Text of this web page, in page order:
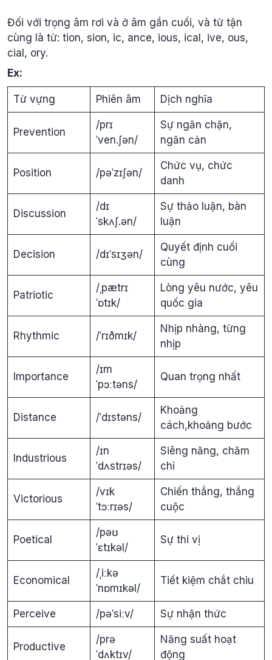
Đối với trọng âm rơi và ở âm gần cuối, và từ tận
cùng là từ: tion, sion, ic, ance, ious, ical, ive, ous,
cial, ory.
Ex:
Từ vựng Phiên âm Dịch nghĩa
Prevention
/prɪ
ˈven.ʃən/
Sự ngăn chặn,
ngăn cản
Position /pəˈzɪʃən/
Chức vụ, chức
danh
Discussion
/dɪ
ˈskʌʃ.ən/
Sự thảo luận, bàn
luận
Decision /dɪˈsɪʒən/
Quyết định cuối
cùng
Patriotic
/ˌpætrɪ
ˈɒtɪk/
Lòng yêu nước, yêu
quốc gia
Rhythmic /ˈrɪðmɪk/
Nhịp nhàng, từng
nhịp
Importance
/ɪm
ˈpɔːtəns/
Quan trọng nhất
Distance /ˈdɪstəns/
Khoảng
cách,khoảng bước
Industrious
/ɪn
ˈdʌstrɪəs/
Siêng năng, chăm
chỉ
Victorious
/vɪk
ˈtɔːrɪəs/
Chiến thắng, thắng
cuộc
Poetical
/pəʊ
ˈɛtɪkəl/
Sự thi vị
Economical
/ˌiːkə
ˈnɒmɪkəl/
Tiết kiệm chắt chiu
Perceive /pəˈsiːv/ Sự nhận thức
Productive
/prə
ˈdʌktɪv/
Năng suất hoạt
động